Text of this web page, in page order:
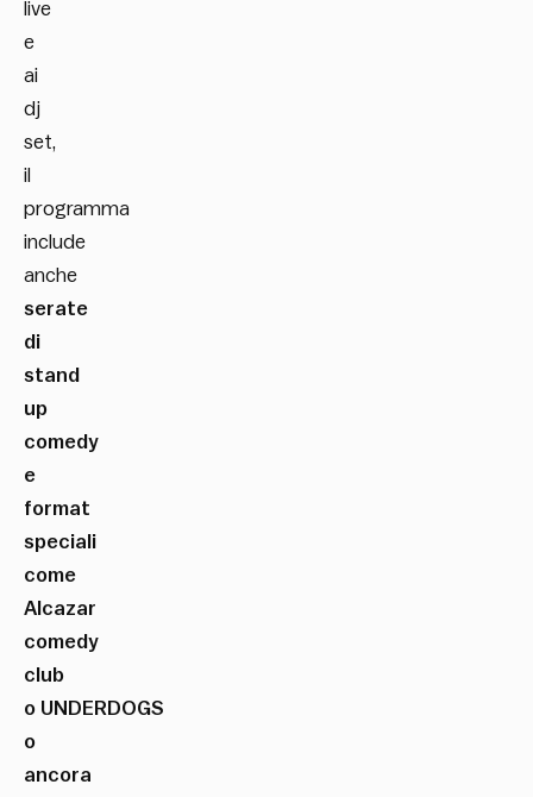
live
e
ai
dj
set,
il
programma
include
anche
serate
di
stand
up
comedy
e
format
speciali
come
Alcazar
comedy
club
o UNDERDOGS
o
ancora